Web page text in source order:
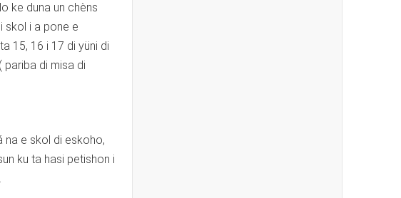
ke duna un chèns
skol i a pone e
15, 16 i 17 di yüni di
di misa di
na e skol di eskoho,
ku ta hasi petishon i